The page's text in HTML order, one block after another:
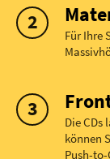
Für Ihre
Die CDs
können
Push-